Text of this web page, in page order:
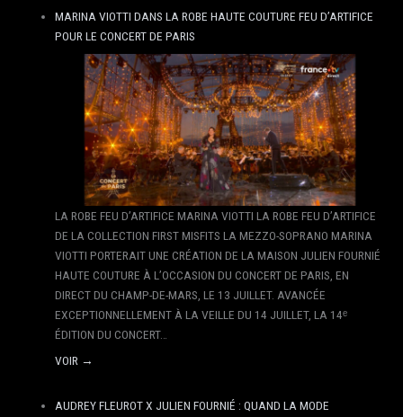
MARINA VIOTTI DANS LA ROBE HAUTE COUTURE FEU D’ARTIFICE
POUR LE CONCERT DE PARIS
LA ROBE FEU D’ARTIFICE MARINA VIOTTI LA ROBE FEU D’ARTIFICE
DE LA COLLECTION FIRST MISFITS LA MEZZO-SOPRANO MARINA
VIOTTI PORTERAIT UNE CRÉATION DE LA MAISON JULIEN FOURNIÉ
HAUTE COUTURE À L’OCCASION DU CONCERT DE PARIS, EN
DIRECT DU CHAMP-DE-MARS, LE 13 JUILLET. AVANCÉE
EXCEPTIONNELLEMENT À LA VEILLE DU 14 JUILLET, LA 14ᵉ
ÉDITION DU CONCERT…
VOIR →
AUDREY FLEUROT X JULIEN FOURNIÉ : QUAND LA MODE